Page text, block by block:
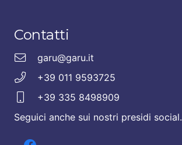
Contatti
garu@garu.it
+39 011 9593725
+39 335 8498909
Seguici anche sui nostri presidi social.